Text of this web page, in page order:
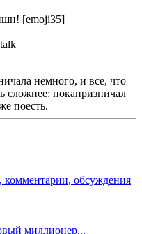
[emoji35]
немного, и все, что
сложнее: покапризничал
поесть.
обсуждения
миллионер...